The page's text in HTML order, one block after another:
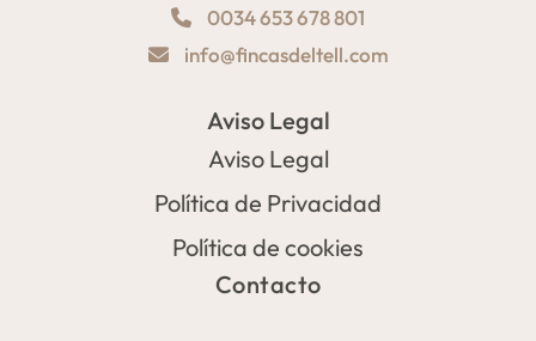
0034 653 678 801
info@fincasdeltell.com
Aviso Legal
Aviso Legal
Política de Privacidad
Política de cookies
Contacto